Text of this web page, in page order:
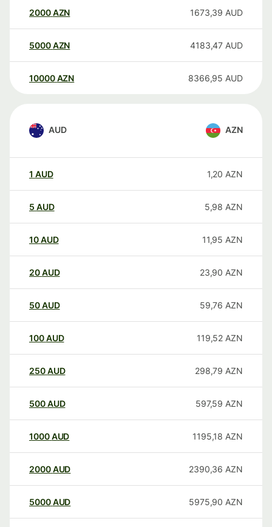
2000AZN 1673,39 AUD
5000AZN 4183,47 AUD
10000 AZN 8366,95 AUD
AUD AZN
1 AUD 1,20 AZN
5 AUD 5,98 AZN
10AUD 11,95 AZN
20AUD 23,90 AZN
50AUD 59,76 AZN
100AUD 119,52 AZN
250AUD 298,79 AZN
500AUD 597,59 AZN
1000AUD 1195,18 AZN
2000AUD 2390,36 AZN
5000AUD 5975,90 AZN